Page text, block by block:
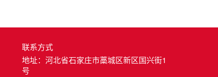
联系方式
地址：河北省石家庄市藁城区新区国兴街1
号